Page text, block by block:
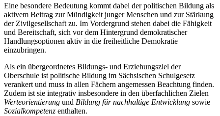
Eine besondere Bedeutung kommt dabei der politischen Bildung als
aktivem Beitrag zur Mündigkeit junger Menschen und zur Stärkung
der Zivilgesellschaft zu. Im Vordergrund stehen dabei die Fähigkeit
und Bereitschaft, sich vor dem Hintergrund demokratischer
Handlungsoptionen aktiv in die freiheitliche Demokratie
einzubringen.
Als ein übergeordnetes Bildungs- und Erziehungsziel der
Oberschule ist politische Bildung im Sächsischen Schulgesetz
verankert und muss in allen Fächern angemessen Beachtung finden.
Zudem ist sie integrativ insbesondere in den überfachlichen Zielen
Werteorientierung und Bildung für nachhaltige Entwicklung sowie
Sozialkompetenz enthalten.